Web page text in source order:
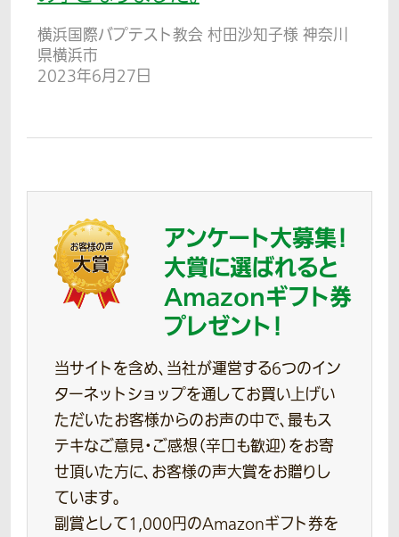
横浜国際バプテスト教会 村田沙知子様 神奈川
県横浜市
2023年6月27日
アンケート大募集！
大賞に選ばれると
Amazonギフト券
プレゼント！
当サイトを含め、当社が運営する6つのイン
ターネットショップを通してお買い上げい
ただいたお客様からのお声の中で、最もス
テキなご意見・ご感想（辛口も歓迎）をお寄
せ頂いた方に、お客様の声大賞をお贈りし
ています。
副賞として1,000円のAmazonギフト券を